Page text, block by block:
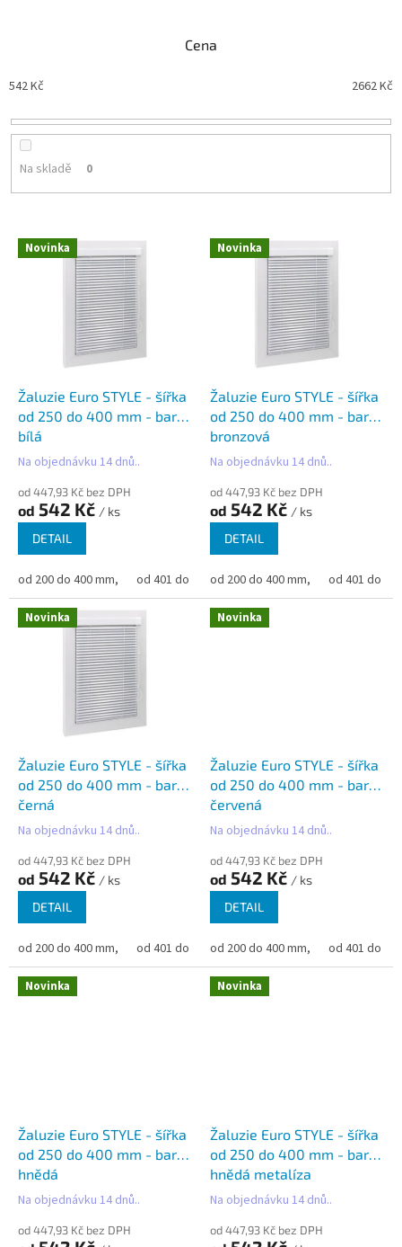
p
o
Cena
542Kč 2662Kč
Na skladě 0
V Novinka
Žaluzie Euro STYLE - šířka
od 250 do 400 mm - barva
bílá
Na objednávku 14 dnů..
od 447,93 Kč bez DPH
od 542 Kč / ks
DETAIL
od 200 do 400 mm, od 401 do 500 mm, od 501 do 600 mm, od
Novinka
Žaluzie Euro STYLE - šířka
od 250 do 400 mm - barva
bronzová
Na objednávku 14 dnů..
od 447,93 Kč bez DPH
od 542 Kč / ks
DETAIL
od 200 do 400 mm, od 401 do
Novinka
Žaluzie Euro STYLE - šířka
od 250 do 400 mm - barva
černá
Na objednávku 14 dnů..
od 447,93 Kč bez DPH
od 542 Kč / ks
DETAIL
od 200 do 400 mm, od 401 do 500 mm, od 501 do 600 mm, od
Novinka
Žaluzie Euro STYLE - šířka
od 250 do 400 mm - barva
červená
Na objednávku 14 dnů..
od 447,93 Kč bez DPH
od 542 Kč / ks
DETAIL
od 200 do 400 mm, od 401 do
Novinka
Žaluzie Euro STYLE - šířka
od 250 do 400 mm - barva
hnědá
Na objednávku 14 dnů..
od 447,93 Kč bez DPH
Novinka
Žaluzie Euro STYLE - šířka
od 250 do 400 mm - barva
hnědá metalíza
Na objednávku 14 dnů..
od 447,93 Kč bez DPH